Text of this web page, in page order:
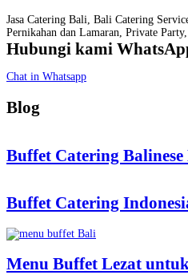
Jasa Catering Bali, Bali Catering
Pernikahan dan Lamaran, Private
Hubungi kami
Chat in Whatsapp
Blog
Buffet Catering Balinese
Buffet Catering
Menu Buffet Lezat